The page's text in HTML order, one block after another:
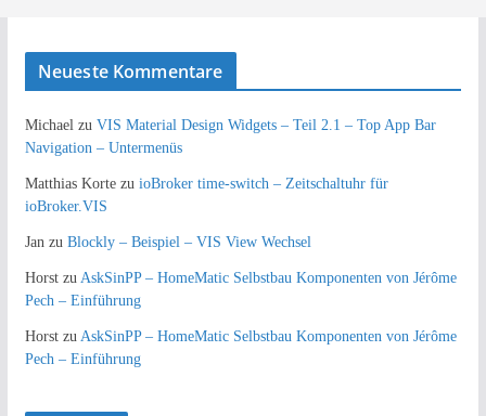
Neueste Kommentare
Michaelzu VIS Material Design Widgets – Teil 2.1 – Top App Bar
Navigation – Untermenüs
Matthias Kortezu ioBroker time-switch – Zeitschaltuhr für
ioBroker.VIS
Janzu Blockly – Beispiel – VIS View Wechsel
Horstzu AskSinPP – HomeMatic Selbstbau Komponenten von Jérôme
Pech – Einführung
Horstzu AskSinPP – HomeMatic Selbstbau Komponenten von Jérôme
Pech – Einführung